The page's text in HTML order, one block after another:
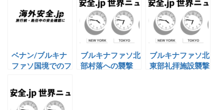
ベナン/ブルキナ
ファソ国境でのフ
ブルキナファソ北
部村落への襲撃
ブルキナファソ北
東部礼拝施設襲撃